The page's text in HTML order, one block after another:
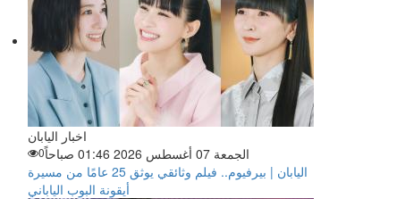
اخبار اليابان
الجمعة 07 أغسطس 2026 01:46 صباحاً
0
اليابان | بيرفيوم.. فيلم وثائقي يوثق 25 عامًا من مسيرة
أيقونة البوب الياباني